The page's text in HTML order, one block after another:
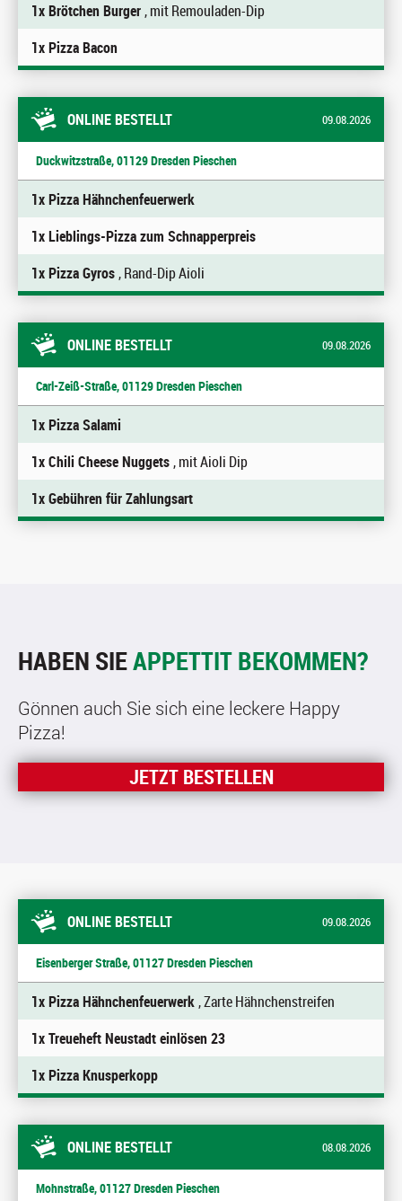
1x Brötchen Burger, mit Remouladen-Dip
1x Pizza Bacon
ONLINE BESTELLT 09.08.2026
Duckwitzstraße, 01129 Dresden Pieschen
1x Pizza Hähnchenfeuerwerk
1x Lieblings-Pizza zum Schnapperpreis
1x Pizza Gyros, Rand-Dip Aioli
ONLINE BESTELLT 09.08.2026
Carl-Zeiß-Straße, 01129 Dresden Pieschen
1x Pizza Salami
1x Chili Cheese Nuggets, mit Aioli Dip
1x Gebühren für Zahlungsart
HABEN SIEAPPETTIT BEKOMMEN?
Gönnen auch Sie sich eine leckere Happy
Pizza!
JETZT BESTELLEN
ONLINE BESTELLT 09.08.2026
Eisenberger Straße, 01127 Dresden Pieschen
1x Pizza Hähnchenfeuerwerk, Zarte Hähnchenstreifen
1x Treueheft Neustadt einlösen 23
1x Pizza Knusperkopp
ONLINE BESTELLT 08.08.2026
Mohnstraße, 01127 Dresden Pieschen